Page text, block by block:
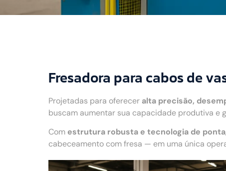
Fresadora para cabos de
Projetadas para oferecer alta precisão,
buscam aumentar sua capacidade produtiva e
Com estrutura robusta e tecnologia de ponta
cabeceamento com fresa — em uma única